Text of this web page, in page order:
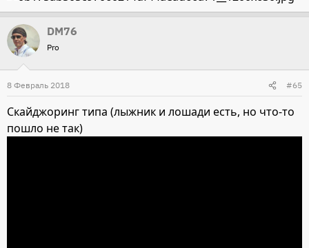
DM76
Pro
8 Февраль 2018 #65
Скайджоринг типа (лыжник и лошади есть, но что-то
пошло не так)